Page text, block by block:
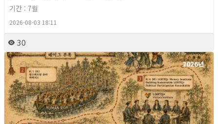
기간 : 7월
2026-08-03 18:11
30
2026년